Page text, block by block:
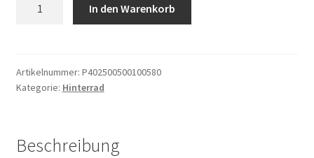
small
thread
In den Warenkorb
Artikelnummer: P402500500100580
Kategorie: Hinterrad
Beschreibung